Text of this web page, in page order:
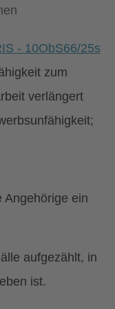
- 10ObS66/25s
zum
verlängert
Angehörige ein
aufgezählt, in
ist.